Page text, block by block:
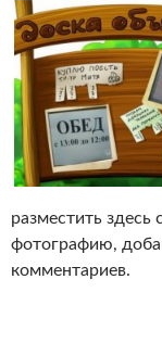
разместить здесь
фотографию,
комментариев.